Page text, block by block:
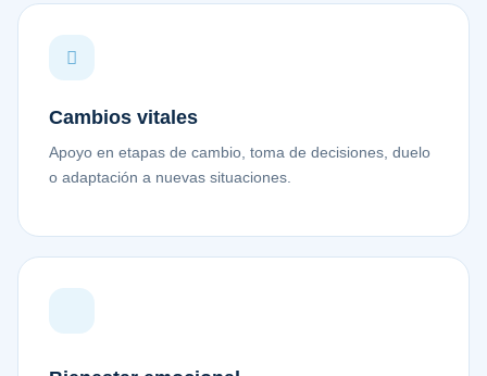
Cambios vitales
Apoyo en etapas de cambio, toma de decisiones, duelo
o adaptación a nuevas situaciones.